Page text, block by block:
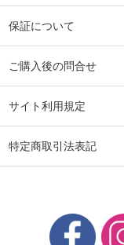
保証について
ご購入後の問合せ
サイト利用規定
特定商取引法表記